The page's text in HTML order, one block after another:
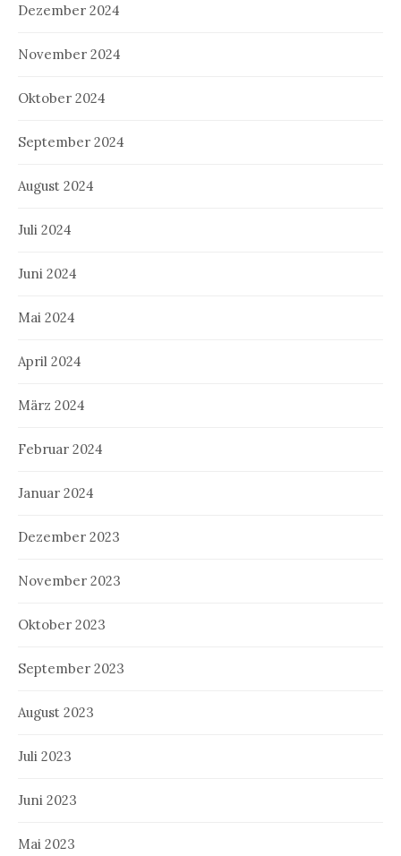
Dezember 2024
November 2024
Oktober 2024
September 2024
August 2024
Juli 2024
Juni 2024
Mai 2024
April 2024
März 2024
Februar 2024
Januar 2024
Dezember 2023
November 2023
Oktober 2023
September 2023
August 2023
Juli 2023
Juni 2023
Mai 2023